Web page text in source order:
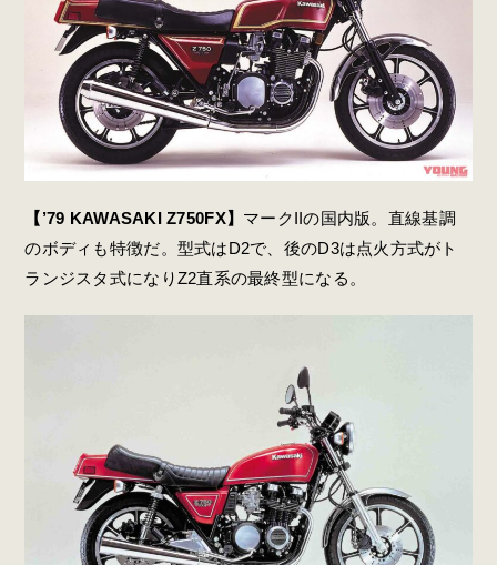
【’79 KAWASAKI Z750FX】 マークIIの国内版。直線基調
のボディも特徴だ。型式はD2で、後のD3は点火方式がト
ランジスタ式になりZ2直系の最終型になる。